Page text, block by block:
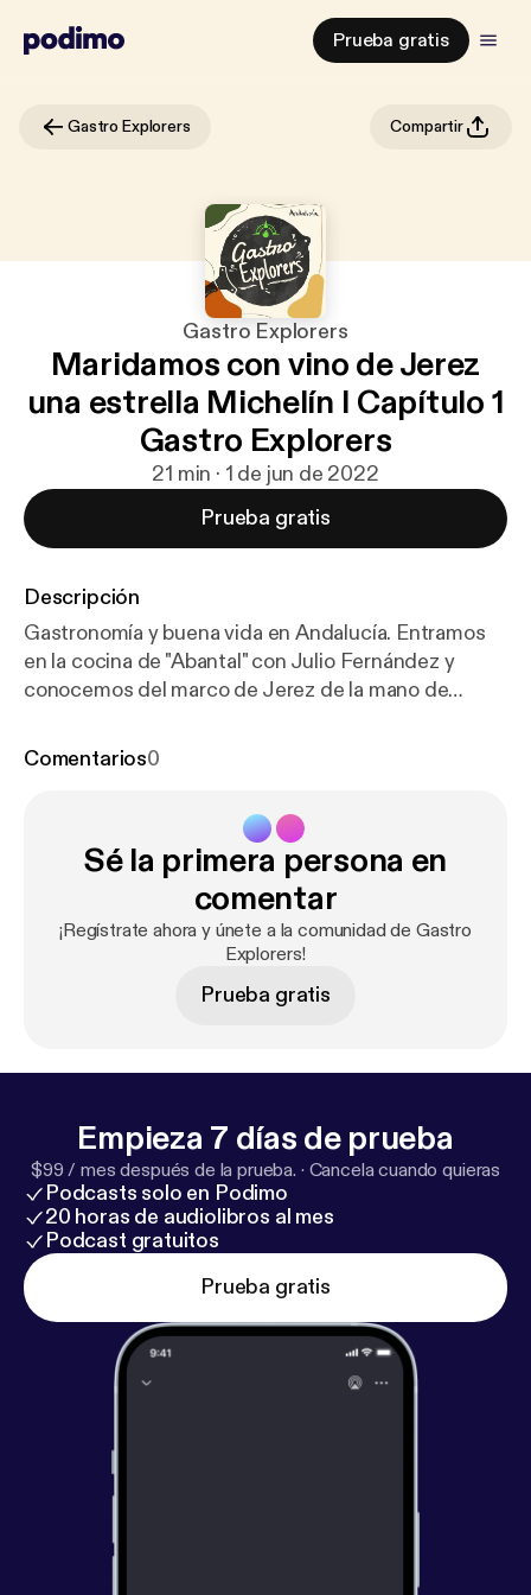
Prueba gratis
Gastro Explorers Compartir
Gastro Explorers
Maridamos con vino de Jerez
una estrella Michelín I Capítulo 1
Gastro Explorers
21 min · 1 de jun de 2022
Prueba gratis
Descripción
Gastronomía y buena vida en Andalucía. Entramos
en la cocina de "Abantal" con Julio Fernández y
conocemos del marco de Jerez de la mano de
Comentarios0
Sé la primera persona en
comentar
¡Regístrate ahora y únete a la comunidad de Gastro
Explorers!
Prueba gratis
Empieza 7 días de prueba
$99 / mes después de la prueba. · Cancela cuando quieras
Podcasts solo en Podimo
20 horas de audiolibros al mes
Podcast gratuitos
Prueba gratis